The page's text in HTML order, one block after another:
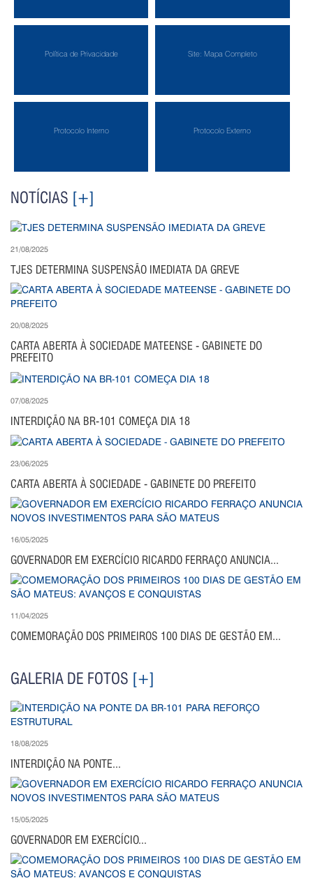
Política de Privacidade Site: Mapa Completo
Protocolo Interno Protocolo Externo
NOTÍCIAS [+]
21/08/2025
TJES DETERMINA SUSPENSÃO IMEDIATA DA GREVE
20/08/2025
CARTA ABERTA À SOCIEDADE MATEENSE - GABINETE DO
PREFEITO
07/08/2025
INTERDIÇÃO NA BR-101 COMEÇA DIA 18
23/06/2025
CARTA ABERTA À SOCIEDADE - GABINETE DO PREFEITO
16/05/2025
GOVERNADOR EM EXERCÍCIO RICARDO FERRAÇO ANUNCIA...
11/04/2025
COMEMORAÇÃO DOS PRIMEIROS 100 DIAS DE GESTÃO EM...
GALERIA DE FOTOS [+]
18/08/2025
INTERDIÇÃO NA PONTE...
15/05/2025
GOVERNADOR EM EXERCÍCIO...